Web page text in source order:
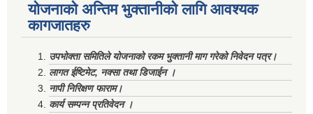
योजनाको अन्तिम भुक्तानीको लागि आवश्यक
कागजातहरु
उपभोक्ता समितिले योजनाको रकम भुक्तानी माग गरेको निवेदन पत्र।
लागत ईष्टिमेट, नक्सा तथा डिजाईन ।
नापी निरिक्षण फाराम।
कार्य सम्पन्न प्रतिवेदन ।